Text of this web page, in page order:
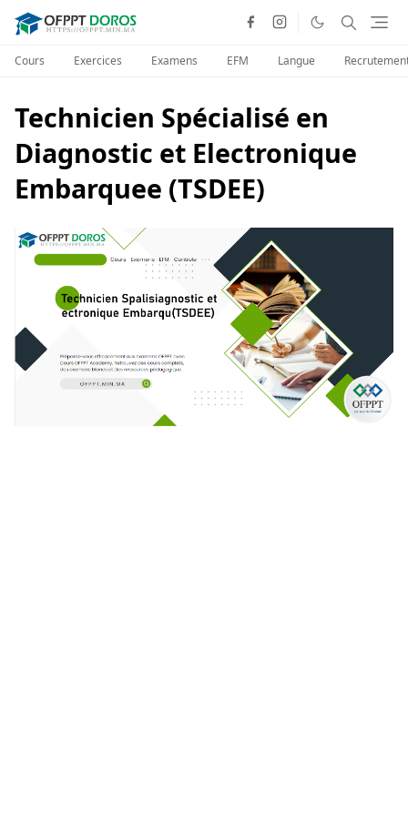
Cours Exercices Examens EFM Langue
Technicien Spécialisé en
Diagnostic et Electronique
Embarquee (TSDEE)